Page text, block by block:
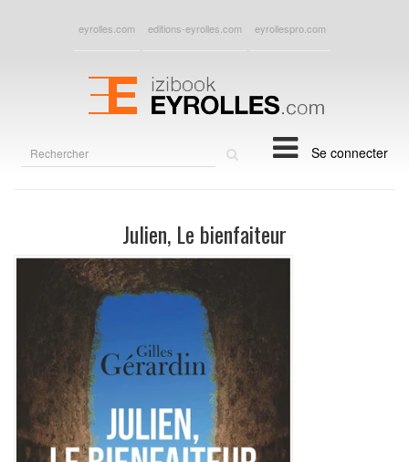
eyrolles.com editions-eyrolles.com eyrollespro.com
Se connecter
Julien, Le bienfaiteur